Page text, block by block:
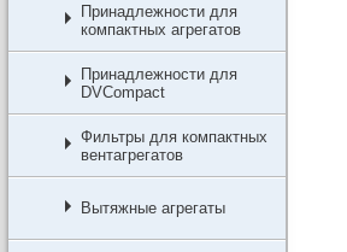
Принадлежности для
компактных агрегатов
Принадлежности для
DVCompact
Фильтры для компактных
вентагрегатов
Вытяжные агрегаты